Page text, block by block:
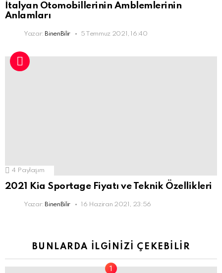
İtalyan Otomobillerinin Amblemlerinin
Anlamları
Yazar: BinenBilir 5 Temmuz 2021, 16:40
4 Paylaşım
2021 Kia Sportage Fiyatı ve Teknik Özellikleri
Yazar: BinenBilir 16 Haziran 2021, 23:56
BUNLARDA İLGINIZI ÇEKEBILIR